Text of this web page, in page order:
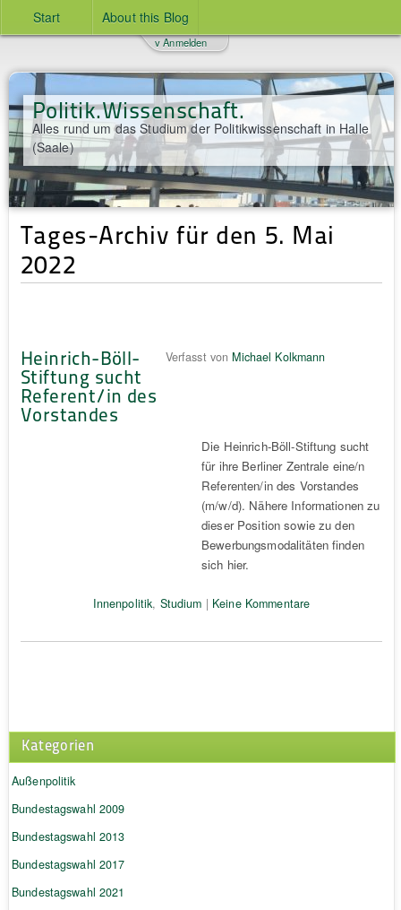
Start About this Blog
Politik.Wissenschaft.
Alles rund um das Studium der Politikwissenschaft in Halle
(Saale)
v Anmelden
Tages-Archiv für den 5. Mai
2022
Heinrich-Böll-
Stiftung sucht
Referent/in des
Vorstandes
Verfasst von Michael Kolkmann
Die Heinrich-Böll-Stiftung sucht
für ihre Berliner Zentrale eine/n
Referenten/in des Vorstandes
(m/w/d). Nähere Informationen zu
dieser Position sowie zu den
Bewerbungsmodalitäten finden
sich hier.
Innenpolitik, Studium | Keine Kommentare
Kategorien
Außenpolitik
Bundestagswahl 2009
Bundestagswahl 2013
Bundestagswahl 2017
Bundestagswahl 2021